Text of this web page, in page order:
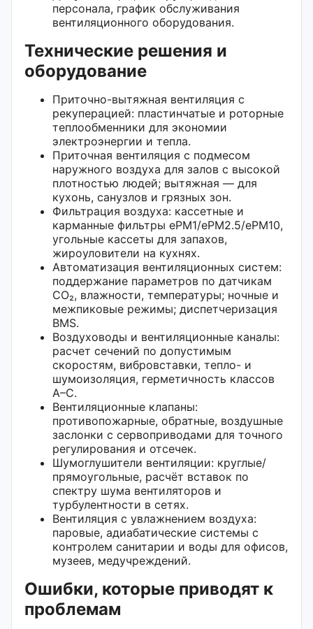
персонала, график обслуживания
вентиляционного оборудования.
Технические решения и
оборудование
Приточно-вытяжная вентиляция с
рекуперацией: пластинчатые и роторные
теплообменники для экономии
электроэнергии и тепла.
Приточная вентиляция с подмесом
наружного воздуха для залов с высокой
плотностью людей; вытяжная — для
кухонь, санузлов и грязных зон.
Фильтрация воздуха: кассетные и
карманные фильтры ePM1/ePM2.5/ePM10,
угольные кассеты для запахов,
жироуловители на кухнях.
Автоматизация вентиляционных систем:
поддержание параметров по датчикам
CO₂, влажности, температуры; ночные и
межпиковые режимы; диспетчеризация
BMS.
Воздуховоды и вентиляционные каналы:
расчет сечений по допустимым
скоростям, вибровставки, тепло- и
шумоизоляция, герметичность классов
А–С.
Вентиляционные клапаны:
противопожарные, обратные, воздушные
заслонки с сервоприводами для точного
регулирования и отсечек.
Шумоглушители вентиляции: круглые/
прямоугольные, расчёт вставок по
спектру шума вентиляторов и
турбулентности в сетях.
Вентиляция с увлажнением воздуха:
паровые, адиабатические системы с
контролем санитарии и воды для офисов,
музеев, медучреждений.
Ошибки, которые приводят к
проблемам